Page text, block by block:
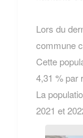
Lors du
commune
Cette
4,31 % par
La
2021 et